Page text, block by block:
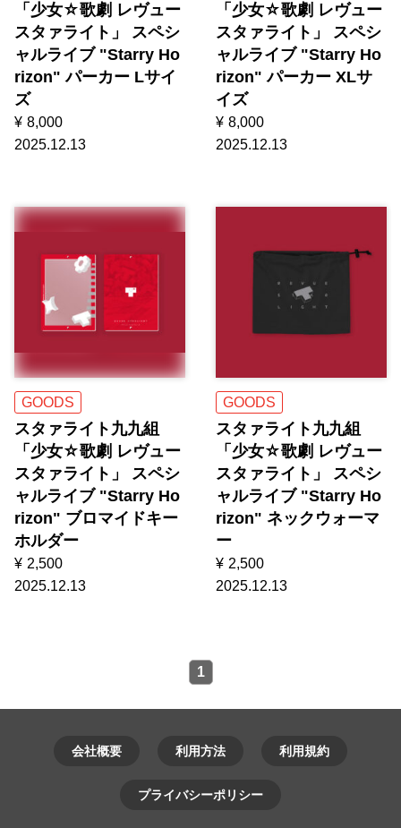
「少女☆歌劇 レヴュー
スタァライト」 スペシ
ャルライブ "Starry Ho
rizon" パーカー Lサイ
ズ
¥ 8,000
2025.12.13
「少女☆歌劇 レヴュー
スタァライト」 スペシ
ャルライブ "Starry Ho
rizon" パーカー XLサ
イズ
¥ 8,000
2025.12.13
GOODS
スタァライト九九組
「少女☆歌劇 レヴュー
スタァライト」 スペシ
ャルライブ "Starry Ho
rizon" ブロマイドキー
ホルダー
¥ 2,500
2025.12.13
GOODS
スタァライト九九組
「少女☆歌劇 レヴュー
スタァライト」 スペシ
ャルライブ "Starry Ho
rizon" ネックウォーマ
ー
¥ 2,500
2025.12.13
1
会社概要 利用方法 利用規約
プライバシーポリシー